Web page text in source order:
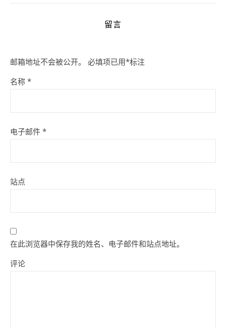
留言
邮箱地址不会被公开。 必填项已用*标注
名称 *
电子邮件 *
站点
在此浏览器中保存我的姓名、电子邮件和站点地址。
评论